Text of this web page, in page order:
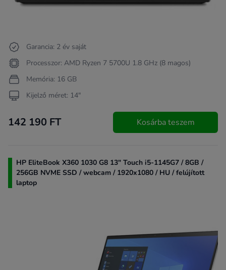
Garancia: 2 év saját
Processzor: AMD Ryzen 7 5700U 1.8 GHz (8 magos)
Memória: 16 GB
Kijelző méret: 14"
142 190 FT Kosárba teszem
HP EliteBook X360 1030 G8 13" Touch i5-1145G7 / 8GB /
256GB NVME SSD / webcam / 1920x1080 / HU / felújított
laptop